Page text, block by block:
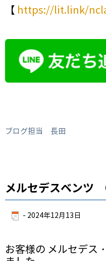
【 https://lit.link/
ブログ担当 長田
メルセデスベン
- 2024年12月13日
お客様の メルセデス